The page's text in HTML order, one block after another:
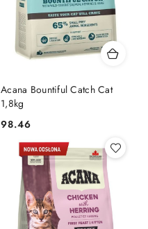
Acana Bountiful Catch Cat
1,8kg
Cena:
98.46